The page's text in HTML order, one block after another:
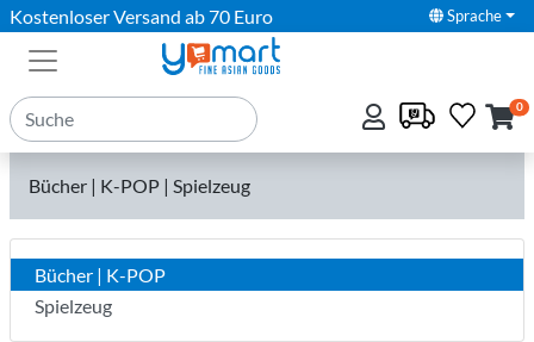
Kostenloser Versand ab 70 Euro Sprache
0
Bücher | K-POP | Spielzeug
Bücher | K-POP
Spielzeug